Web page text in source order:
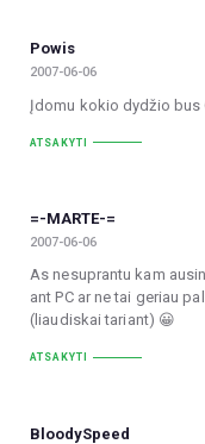
Powis
2007-06-06
Įdomu kokio dydžio bus
ATSAKYTI
=-MARTE-=
2007-06-06
As nesuprantu kam
ant PC ar ne tai geriau
(liaudiskai tariant) 😀
ATSAKYTI
BloodySpeed